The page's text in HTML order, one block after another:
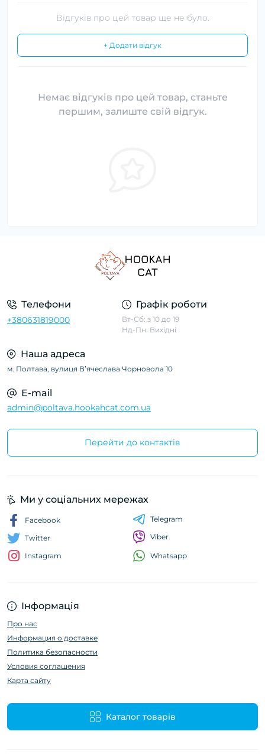
Відгуків про цей товар ще не було.
+ Додати відгук
Немає відгуків про цей товар, станьте
першим, залиште свій відгук.
Телефони
+380631819000
Графік роботи
Вт-Сб: з 10 до 19
Нд-Пн: Вихідні
Наша адреса
м. Полтава, вулиця Вʼячеслава Чорновола 10
E-mail
admin@poltava.hookahcat.com.ua
Перейти до контактів
Інформація
Про нас
Информация о доставке
Политика безопасности
Условия соглашения
Карта сайту
Каталог товарів
Ми у соціальних мережах
Facebook
Twitter
Instagram
Telegram
Viber
Whatsapp